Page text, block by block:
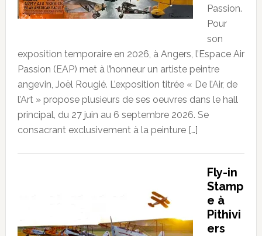
Passion.
Pour
son
exposition temporaire en 2026, à Angers, l’Espace Air
Passion (EAP) met à l’honneur un artiste peintre
angevin, Joël Rougié. L’exposition titrée « De l’Air, de
l’Art » propose plusieurs de ses oeuvres dans le hall
principal, du 27 juin au 6 septembre 2026. Se
consacrant exclusivement à la peinture […]
Fly-in
Stamp
e à
Pithivi
ers